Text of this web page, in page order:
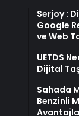
Serjoy :
Google
ve Web
UETDS
Dijital
Sahada
Benzinli